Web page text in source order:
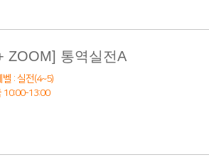
ZOOM] 통역실전A
: 실전(4~5)
10:00-13:00